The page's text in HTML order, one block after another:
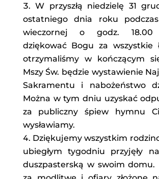
W przyszłą niedzielę 31
ostatniego dnia roku
wieczornej o godz. 18.00
dziękować Bogu za wszystkie
otrzymaliśmy w kończącym
Mszy Św. będzie wystawienie
Sakramentu i nabożeństwo
Można w tym dniu uzyskać
za publiczny śpiew hymnu
wysławiamy.
Dziękujemy wszystkim
ubiegłym tygodniu przyjęły
duszpasterską w swoim domu.